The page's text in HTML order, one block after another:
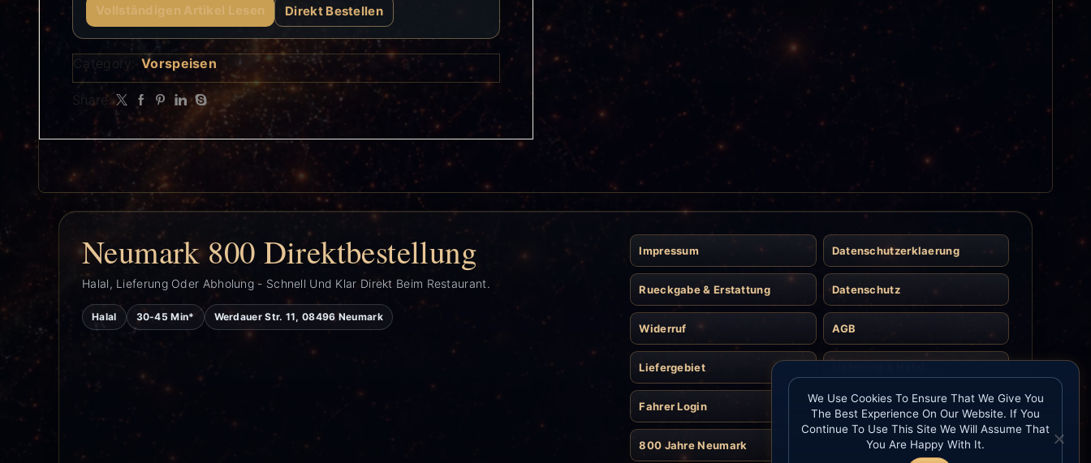
Vollständigen Artikel Lesen Direkt Bestellen
Category: Vorspeisen
Share:
Neumark 800 Direktbestellung
Halal, Lieferung Oder Abholung - Schnell Und Klar Direkt Beim Restaurant.
Halal 30-45 Min* Werdauer Str. 11, 08496 Neumark
Impressum Datenschutzerklaerung
Rueckgabe & Erstattung Datenschutz
Widerruf AGB
Liefergebiet
Fahrer Login Kontakt
800 Jahre Neumark
We Use Cookies To Ensure That We Give You
The Best Experience On Our Website. If You
Continue To Use This Site We Will Assume That
You Are Happy With It.